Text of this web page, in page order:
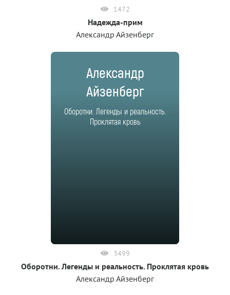
1472
Надежда-прим
Александр Айзенберг
Александр
Айзенберг
Оборотни. Легенды и реальность.
Проклятая кровь
3499
Оборотни. Легенды и реальность. Проклятая кровь
Александр Айзенберг